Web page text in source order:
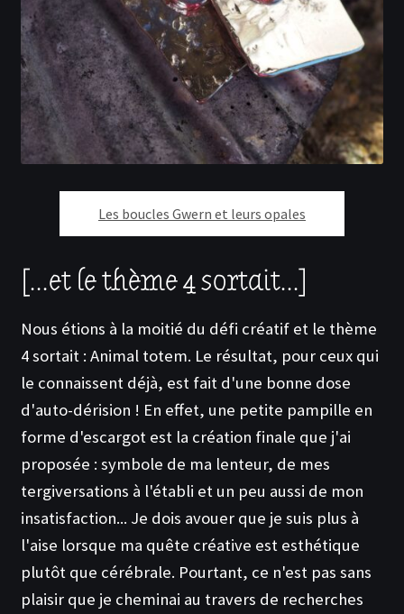
Les boucles Gwern et leurs opales
[...et le thème 4 sortait...]
Nous étions à la moitié du défi créatif et le thème
4 sortait : Animal totem. Le résultat, pour ceux qui
le connaissent déjà, est fait d'une bonne dose
d'auto-dérision ! En effet, une petite pampille en
forme d'escargot est la création finale que j'ai
proposée : symbole de ma lenteur, de mes
tergiversations à l'établi et un peu aussi de mon
insatisfaction... Je dois avouer que je suis plus à
l'aise lorsque ma quête créative est esthétique
plutôt que cérébrale. Pourtant, ce n'est pas sans
plaisir que je cheminai au travers de recherches